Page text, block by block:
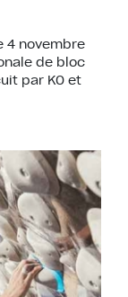
4 novembre
de bloc
par KO et